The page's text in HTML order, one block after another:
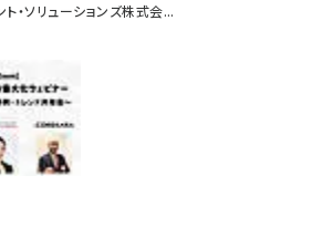
ト・ソリューションズ株式会...